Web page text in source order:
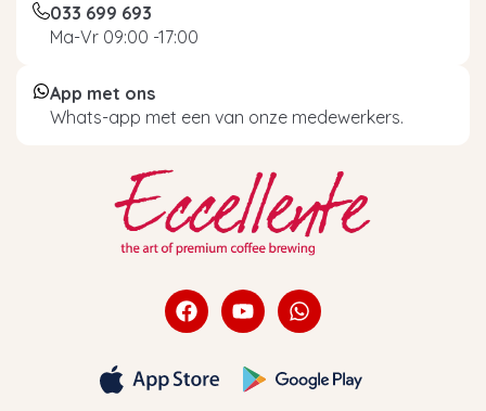
033 699 693
Ma-Vr 09:00 -17:00
App met ons
Whats-app met een van onze medewerkers.